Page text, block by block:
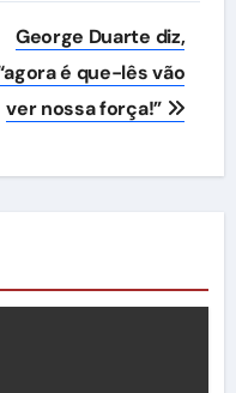
George Duarte diz,
é que-lês vão
ver nossa força!”